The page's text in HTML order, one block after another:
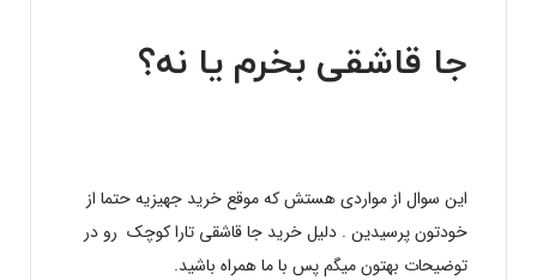
جا قاشقی بخرم یا نه؟
این سوال از مواردی هستش که موقع خرید جهیزیه حتما از
خودتون پرسیدین . دلیل خرید جا قاشقی تارا کوچک رو در
توضیحات بهتون میگم پس با ما همراه باشید.